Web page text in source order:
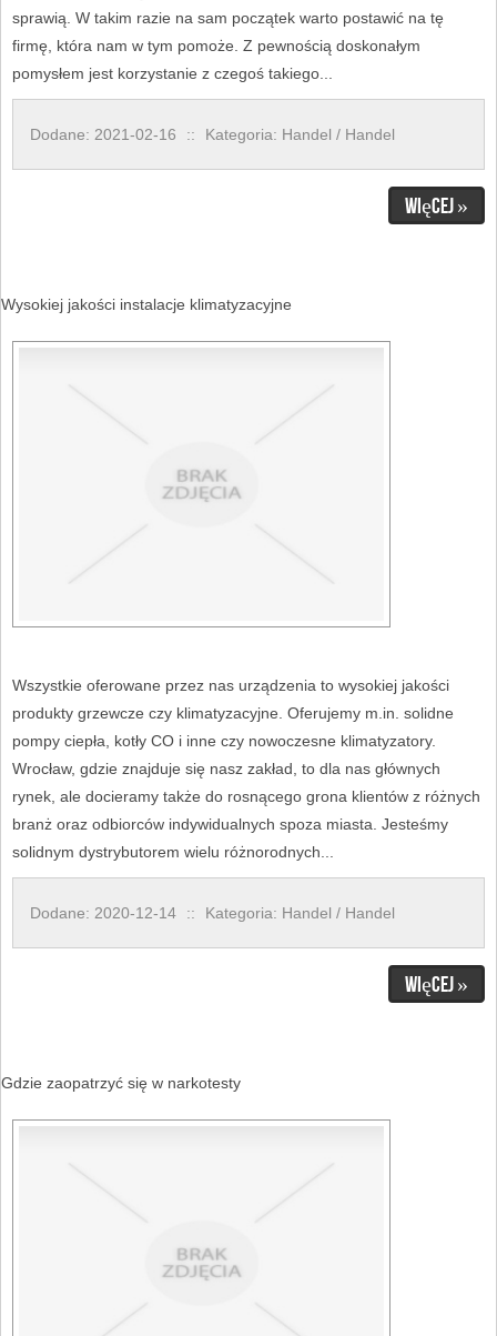
sprawią. W takim razie na sam początek warto postawić na tę
firmę, która nam w tym pomoże. Z pewnością doskonałym
pomysłem jest korzystanie z czegoś takiego...
Dodane: 2021-02-16 :: Kategoria: Handel / Handel
Więcej »
Wysokiej jakości instalacje klimatyzacyjne
Wszystkie oferowane przez nas urządzenia to wysokiej jakości
produkty grzewcze czy klimatyzacyjne. Oferujemy m.in. solidne
pompy ciepła, kotły CO i inne czy nowoczesne klimatyzatory.
Wrocław, gdzie znajduje się nasz zakład, to dla nas głównych
rynek, ale docieramy także do rosnącego grona klientów z różnych
branż oraz odbiorców indywidualnych spoza miasta. Jesteśmy
solidnym dystrybutorem wielu różnorodnych...
Dodane: 2020-12-14 :: Kategoria: Handel / Handel
Więcej »
Gdzie zaopatrzyć się w narkotesty